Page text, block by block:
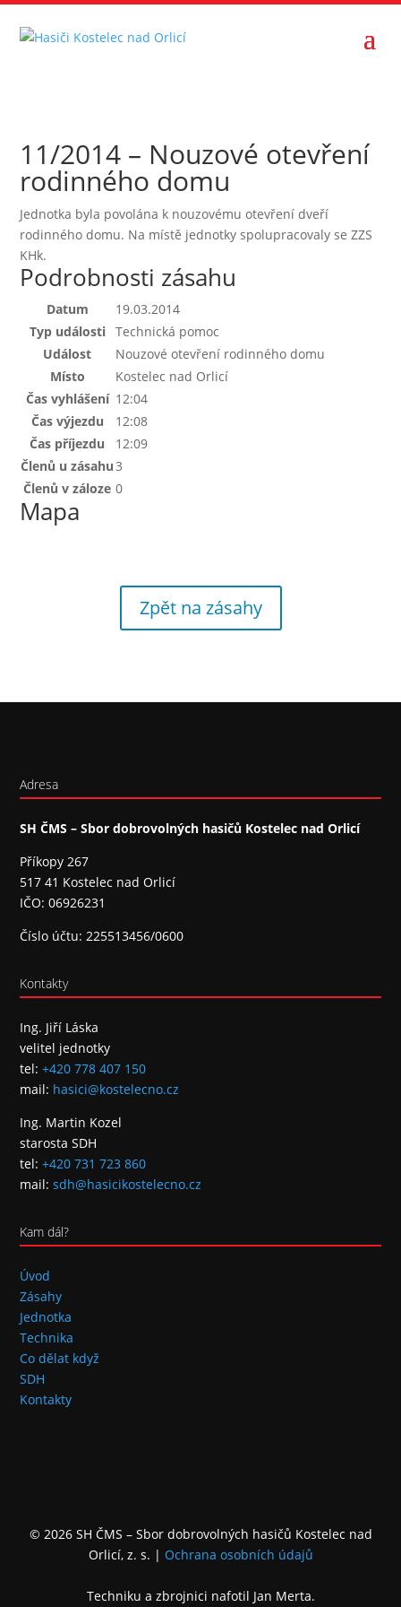
11/2014 – Nouzové otevření
rodinného domu
Jednotka byla povolána k nouzovému otevření dveří
rodinného domu. Na místě jednotky spolupracovaly se ZZS
KHk.
Podrobnosti zásahu
Datum
19.03.2014
Typ události
Technická pomoc
Událost
Nouzové otevření rodinného domu
Místo
Kostelec nad Orlicí
Čas vyhlášení 12:04
Čas výjezdu
12:08
Čas příjezdu
12:09
Členů u zásahu3
Členů v záloze 0
Mapa
Zpět na zásahy
Adresa
SH ČMS – Sbor dobrovolných hasičů Kostelec nad Orlicí
Příkopy 267
517 41 Kostelec nad Orlicí
IČO: 06926231
Číslo účtu: 225513456/0600
Kontakty
Ing. Jiří Láska
velitel jednotky
tel:+420 778 407 150
mail: hasici@kostelecno.cz
Ing. Martin Kozel
starosta SDH
tel:+420 731 723 860
mail:sdh@hasicikostelecno.cz
Kam dál?
Úvod
Zásahy
Jednotka
Technika
Co dělat když
SDH
Kontakty
© 2026 SH ČMS – Sbor dobrovolných hasičů Kostelec nad
Orlicí, z. s. | Ochrana osobních údajů
Techniku a zbrojnici nafotil Jan Merta.